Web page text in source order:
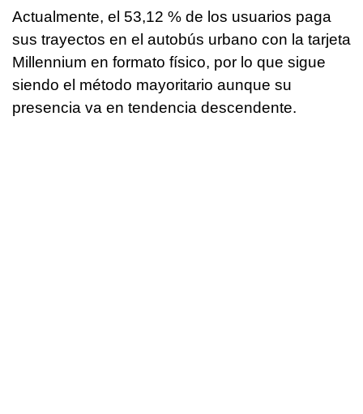
Actualmente, el 53,12 % de los usuarios paga
sus trayectos en el autobús urbano con la tarjeta
Millennium en formato físico, por lo que sigue
siendo el método mayoritario aunque su
presencia va en tendencia descendente.